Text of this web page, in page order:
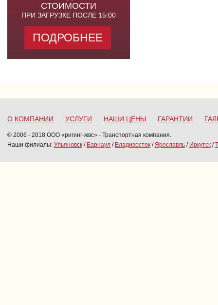
СТОИМОСТИ
ПРИ ЗАГРУЗКЕ ПОСЛЕ 15:00
ПОДРОБНЕЕ
О КОМПАНИИ УСЛУГИ НАШИ ЦЕНЫ ГАРАНТИИ
© 2006 - 2018 ООО «ригинг-жвс» - Транспортная компания.
Наши филиалы: Ульяновск / Барнаул / Владивосток /Ярославль / Иркутск /